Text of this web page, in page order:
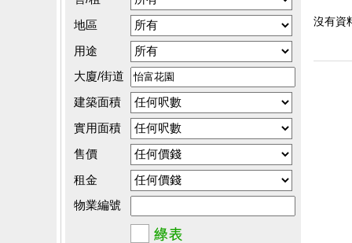
地區
用途
大廈/街道
建築面積
實用面積
售價
租金
物業編號
沒有資